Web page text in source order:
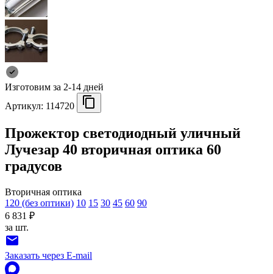
Изготовим за 2-14 дней
Артикул: 114720
Прожектор светодиодный уличный
Лучезар 40 вторичная оптика 60
градусов
Вторичная оптика
120 (без оптики) 10 15 30 45 60 90
6 831 ₽
за шт.
Заказать через E-mail